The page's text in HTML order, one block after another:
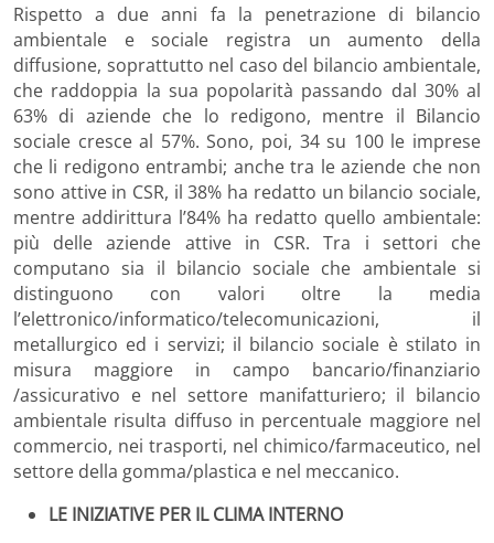
Rispetto a due anni fa la penetrazione di bilancio
ambientale e sociale registra un aumento della
diffusione, soprattutto nel caso del bilancio ambientale,
che raddoppia la sua popolarità passando dal 30% al
63% di aziende che lo redigono, mentre il Bilancio
sociale cresce al 57%. Sono, poi, 34 su 100 le imprese
che li redigono entrambi; anche tra le aziende che non
sono attive in CSR, il 38% ha redatto un bilancio sociale,
mentre addirittura l’84% ha redatto quello ambientale:
più delle aziende attive in CSR. Tra i settori che
computano sia il bilancio sociale che ambientale si
distinguono con valori oltre la media
l’elettronico/informatico/telecomunicazioni, il
metallurgico ed i servizi; il bilancio sociale è stilato in
misura maggiore in campo bancario/finanziario
/assicurativo e nel settore manifatturiero; il bilancio
ambientale risulta diffuso in percentuale maggiore nel
commercio, nei trasporti, nel chimico/farmaceutico, nel
settore della gomma/plastica e nel meccanico.
LE INIZIATIVE PER IL CLIMA INTERNO